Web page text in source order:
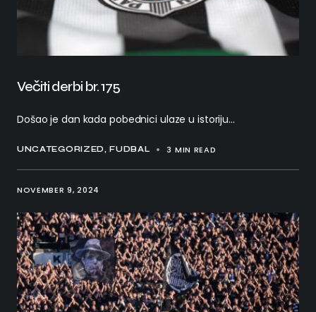
UNCATEGORIZED FUDBAL 3 MIN READ
Večiti derbi br. 175
Došao je dan kada pobednici ulaze u istoriju...
NOVEMBER 9, 2024